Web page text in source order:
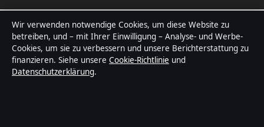
Deutschlandfokussierte Nachrichten, Analysen und
Hintergründe — mit klaren Bylines, Faktencheck und
redaktioneller Transparenz.
Wir verwenden notwendige Cookies, um diese Website zu
betreiben, und – mit Ihrer Einwilligung – Analyse- und Werbe-
Cookies, um sie zu verbessern und unsere Berichterstattung zu
finanzieren. Siehe unsere Cookie-Richtlinie und
Datenschutzerklärung.